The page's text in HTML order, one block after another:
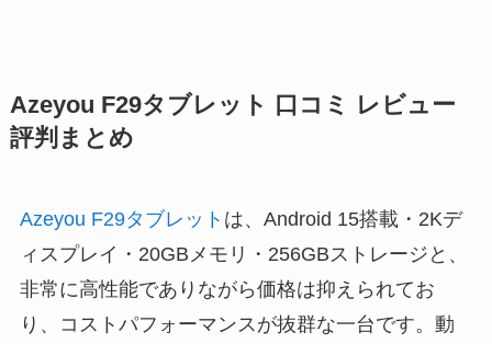
Azeyou F29タブレット 口コミ レビュー
評判まとめ
Azeyou F29タブレット は、Android 15搭載・2Kデ
ィスプレイ・20GBメモリ・256GBストレージと、
非常に高性能でありながら価格は抑えられてお
り、コストパフォーマンスが抜群な一台です。動